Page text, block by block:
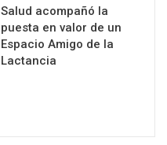
Salud acompañó la
puesta en valor de un
Espacio Amigo de la
Lactancia